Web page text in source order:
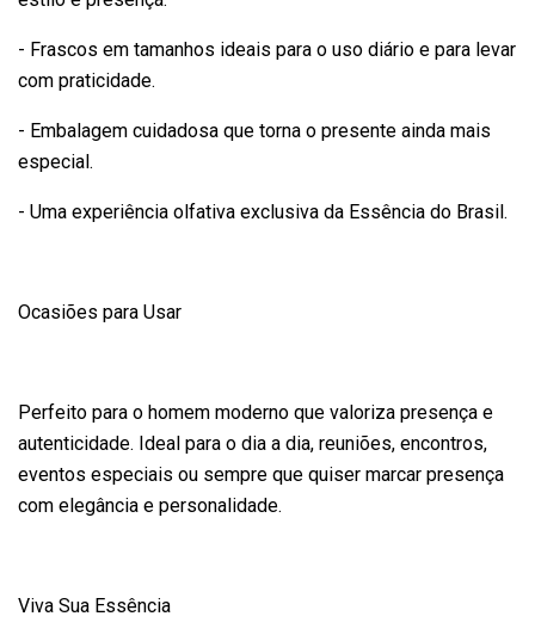
- Frascos em tamanhos ideais para o uso diário e para levar
com praticidade.
- Embalagem cuidadosa que torna o presente ainda mais
especial.
- Uma experiência olfativa exclusiva da Essência do Brasil.
Ocasiões para Usar
Perfeito para o homem moderno que valoriza presença e
autenticidade. Ideal para o dia a dia, reuniões, encontros,
eventos especiais ou sempre que quiser marcar presença
com elegância e personalidade.
Viva Sua Essência